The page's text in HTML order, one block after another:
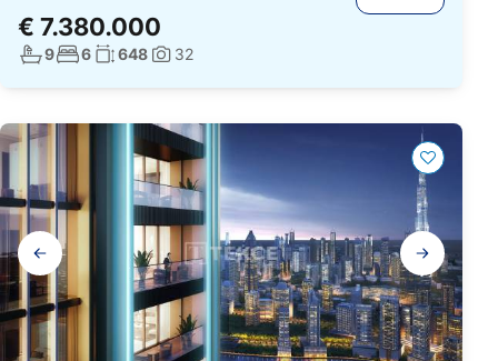
€ 7.380.000
Aantal badkamers:
9Aantal slaapkamers:
6Woonoppervlakte:
648Foto's:
32
Galerij
navigatie